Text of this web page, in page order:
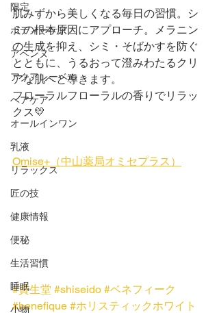
限定
ボディーケア
アベンヌ
アクアレーベル
ヘアケア
オールインワン
乳液
リラックス
匠の技
健康情報
便秘
生活習慣
睡眠
小物
肌みずから美しくなる毎日の習慣。シ
ミの根本原因にアプローチ。メラニン
の生成を抑え、シミ・そばかすを防ぐ
とともに、うるおって澄みわたるクリ
アな肌へと導きます。
フローラルフローラルの香りでリラッ
クス💛
Omise+（中山薬局オミセプラス）
#資生堂 #shiseido #ベネフィーク
#benefique #ホリスティックホワイト